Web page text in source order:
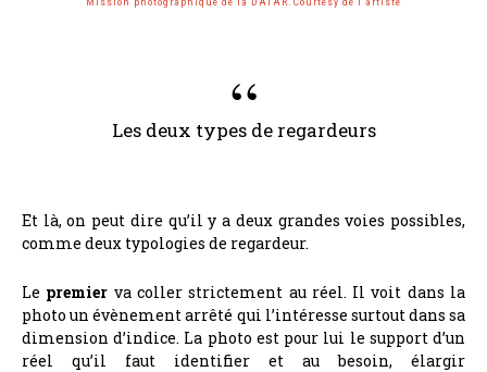
Les deux types de regardeurs
Et là, on peut dire qu’il y a deux grandes voies possibles,
comme deux typologies de regardeur.
Le premier va coller strictement au réel. Il voit dans la
photo un évènement arrêté qui l’intéresse surtout dans sa
dimension d’indice. La photo est pour lui le support d’un
réel qu’il faut identifier et au besoin, élargir